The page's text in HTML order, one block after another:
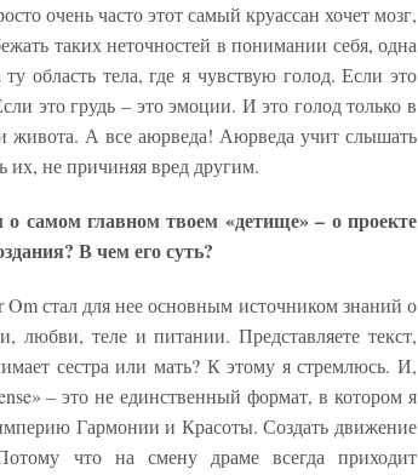
очень часто этот самый круассан хочет мозг,
таких неточностей в понимании себя, одна
область тела, где я чувствую голод. Если это
это грудь – это эмоции. И это голод только в
живота. А все аюрведа! Аюрведа учит слышать
их, не причиняя вред другим.
самом главном твоем «детище» – о проекте
В чем его суть?
стал для нее основным источником знаний о
любви, теле и питании. Представляете текст,
сестра или мать? К этому я стремлюсь. И,
– это не единственный формат, в котором я
Гармонии и Красоты. Создать движение
что на смену драме всегда приходит